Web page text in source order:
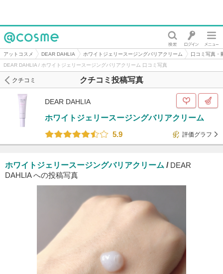
@cosme
アットコスメ DEAR DAHLIA ホワイトジェリースージングバリアクリーム
口コミ写真・
DEAR DAHLIA / ホワイトジェリースージングバリアクリーム 口コミ写真
クチコミ投稿写真
クチコミ
DEAR DAHLIA
ホワイトジェリースージングバリアクリーム
5.9
評価グラフ
ホワイトジェリースージングバリアクリーム / DEAR
DAHLIA への投稿写真